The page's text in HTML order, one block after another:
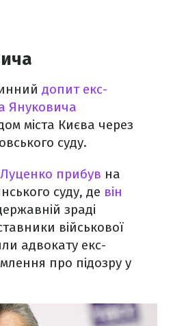
допит екс-
Януковича
міста Києва через
суду.
прибув на
суду, де він
зраді
військової
адвокату екс-
про підозру у